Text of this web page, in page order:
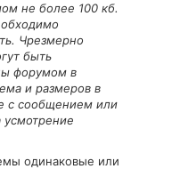
не более 100 кб.
Чрезмерно
быть
форумом в
и размеров в
с сообщением или
одинаковые или